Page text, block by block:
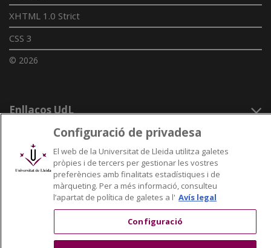
XHTML 1.0 Strict
CSS 3
© 2026
Enllaços UdL
Xarxes universitàries
Configuració de privadesa
El web de la Universitat de Lleida utilitza galetes
pròpies i de tercers per gestionar les vostres
preferències amb finalitats estadístiques i de
màrqueting. Per a més informació, consulteu
l’apartat de política de galetes a l' Avís legal
Configuració